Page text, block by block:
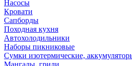
Насосы
Кровати
Сапборды
Походная кухня
Автохолодильники
Наборы пикниковые
Сумки изотермические,
Мангалы, грили